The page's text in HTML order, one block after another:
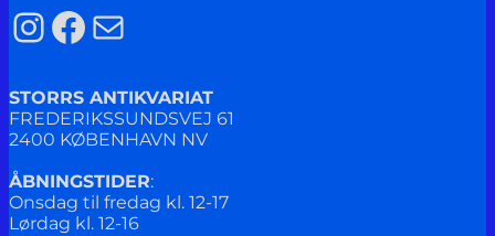
Instagram
Facebook
Mail
STORRS ANTIKVARIAT
FREDERIKSSUNDSVEJ 61
2400 KØBENHAVN NV
ÅBNINGSTIDER:
Onsdag til fredag kl. 12-17
Lørdag kl. 12-16